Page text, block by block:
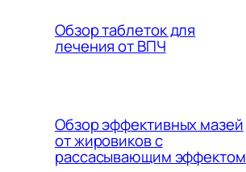
Обзор таблеток для
лечения от ВПЧ
Обзор эффективных мазей
от жировиков с
рассасывающим эффектом